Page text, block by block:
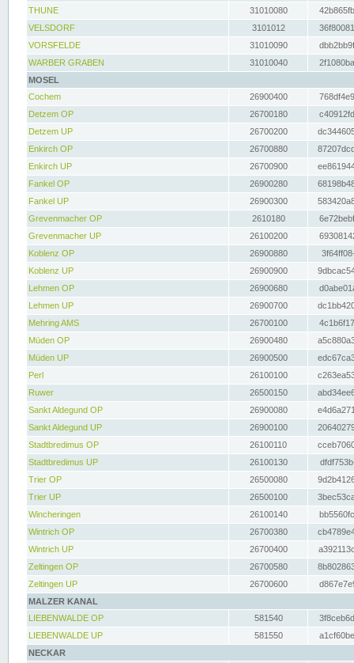
THUNE
31010080
VELSDORF
3101012
VORSFELDE
31010090
WARBER GRABEN
31010040
MOSEL
Cochem
26900400
Detzem OP
26700180
Detzem UP
26700200
Enkirch OP
26700880
Enkirch UP
26700900
Fankel OP
26900280
Fankel UP
26900300
Grevenmacher OP
2610180
Grevenmacher UP
26100200
Koblenz OP
26900880
Koblenz UP
26900900
Lehmen OP
26900680
Lehmen UP
26900700
Mehring AMS
26700100
Müden OP
26900480
Müden UP
26900500
Perl
26100100
Ruwer
26500150
Sankt Aldegund OP
26900080
Sankt Aldegund UP
26900100
Stadtbredimus OP
26100110
Stadtbredimus UP
26100130
Trier OP
26500080
Trier UP
26500100
Wincheringen
26100140
Wintrich OP
26700380
Wintrich UP
26700400
Zeltingen OP
26700580
Zeltingen UP
26700600
MALZER KANAL
LIEBENWALDE OP
581540
LIEBENWALDE UP
581550
NECKAR